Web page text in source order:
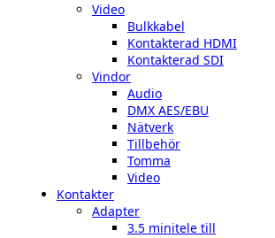
Video
Bulkkabel
Kontakterad HDMI
Kontakterad SDI
Vindor
Audio
DMX AES/EBU
Nätverk
Tillbehör
Tomma
Video
Kontakter
Adapter
3.5 minitele till